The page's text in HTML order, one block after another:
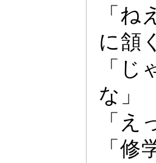
「
に頷
「じ
な」
「え
「